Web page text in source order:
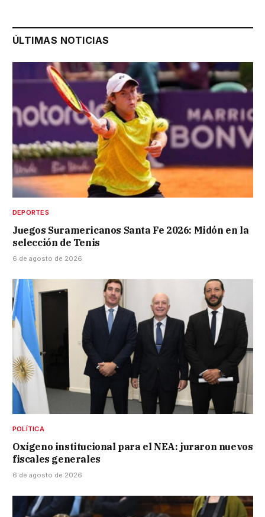
ÚLTIMAS NOTICIAS
DEPORTES
Juegos Suramericanos Santa Fe 2026: Midón en la
selección de Tenis
6 de agosto de 2026
POLÍTICA
Oxígeno institucional para el NEA: juraron nuevos
fiscales generales
6 de agosto de 2026